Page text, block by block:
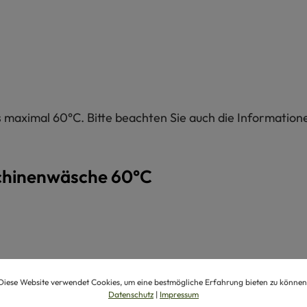
60°C. Bitte beachten Sie auch die
60°C
Website verwendet Cookies, um eine bestmögliche Erfahrung bieten zu
Datenschutz | Impressum